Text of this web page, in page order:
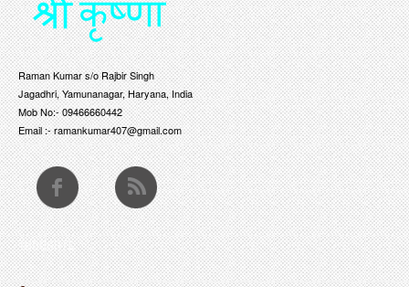
Raman Kumar s/o Rajbir Singh
Jagadhri, Yamunanagar, Haryana, India
Mob No:- 09466660442
Email :- ramankumar407@gmail.com
THOUGHTS